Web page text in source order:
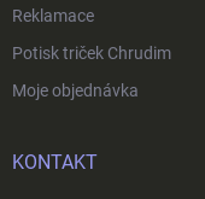
Reklamace
Potisk triček Chrudim
Moje objednávka
KONTAKT